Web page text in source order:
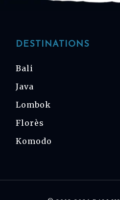
DESTINATIONS
Bali
Java
Lombok
Florès
Komodo